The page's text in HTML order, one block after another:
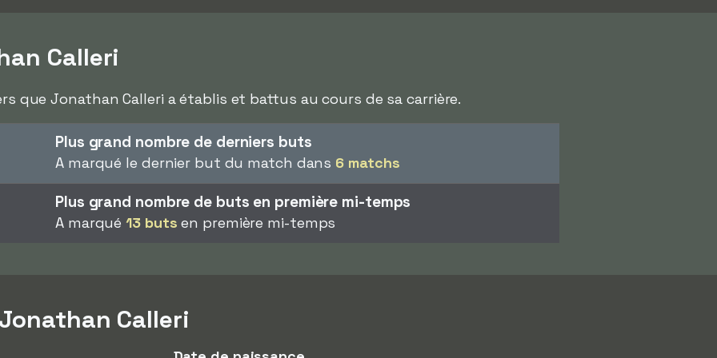
Calleri
que Jonathan Calleri a établis et battus au cours de sa carrière.
Plus grand nombre de derniers buts
A marqué le dernier but du match dans 6 matchs
Plus grand nombre de buts en première mi-temps
A marqué13 buts en première mi-temps
Calleri